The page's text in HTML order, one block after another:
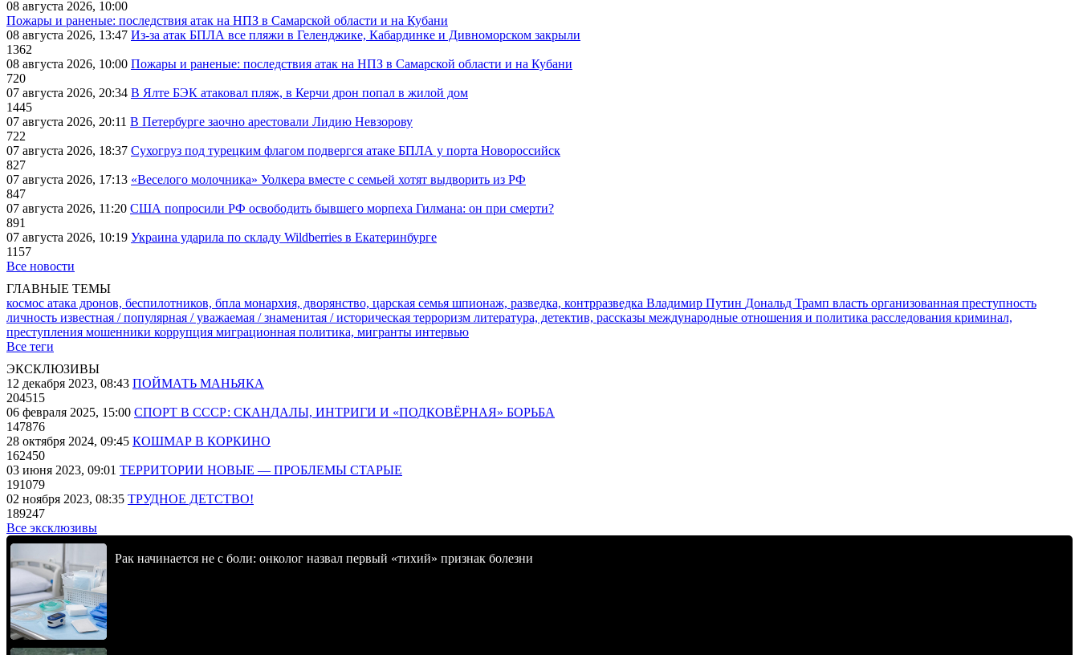
08 августа 2026, 10:00
Пожары и раненые: последствия атак на НПЗ в Самарской области и на Кубани
08 августа 2026, 13:47 Из-за атак БПЛА все пляжи в Геленджике, Кабардинке и Дивноморском закрыли
1362
08 августа 2026, 10:00 Пожары и раненые: последствия атак на НПЗ в Самарской области и на Кубани
720
07 августа 2026, 20:34 В Ялте БЭК атаковал пляж, в Керчи дрон попал в жилой дом
1445
07 августа 2026, 20:11 В Петербурге заочно арестовали Лидию Невзорову
722
07 августа 2026, 18:37 Сухогруз под турецким флагом подвергся атаке БПЛА у порта Новороссийск
827
07 августа 2026, 17:13 «Веселого молочника» Уолкера вместе с семьей хотят выдворить из РФ
847
07 августа 2026, 11:20 США попросили РФ освободить бывшего морпеха Гилмана: он при смерти?
891
07 августа 2026, 10:19 Украина ударила по складу Wildberries в Екатеринбурге
1157
Все новости
ГЛАВНЫЕ ТЕМЫ
космос атака дронов, беспилотников, бпла монархия, дворянство, царская семья шпионаж, разведка, контрразведка Владимир Путин Дональд Трамп власть организованная преступность
личность известная / популярная / уважаемая / знаменитая / историческая терроризм литература, детектив, рассказы международные отношения и политика расследования криминал,
преступления мошенники коррупция миграционная политика, мигранты интервью
Все теги
ЭКСКЛЮЗИВЫ
12 декабря 2023, 08:43 ПОЙМАТЬ МАНЬЯКА
204515
06 февраля 2025, 15:00 СПОРТ В СССР: СКАНДАЛЫ, ИНТРИГИ И «ПОДКОВЁРНАЯ» БОРЬБА
147876
28 октября 2024, 09:45 КОШМАР В КОРКИНО
162450
03 июня 2023, 09:01 ТЕРРИТОРИИ НОВЫЕ — ПРОБЛЕМЫ СТАРЫЕ
191079
02 ноября 2023, 08:35 ТРУДНОЕ ДЕТСТВО!
189247
Все эксклюзивы
Рак начинается не с боли: онколог назвал первый «тихий» признак болезни